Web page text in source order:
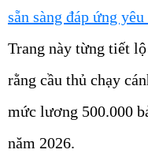
sẵn sàng đáp ứng
Trang này từng tiết
rằng cầu thủ chạy
mức lương 500.000
năm 2026.